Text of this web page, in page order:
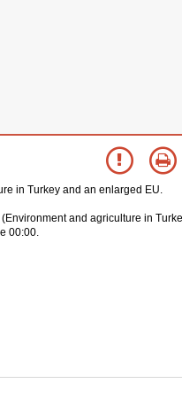
in Turkey and an enlarged EU.
and agriculture in
00:00.